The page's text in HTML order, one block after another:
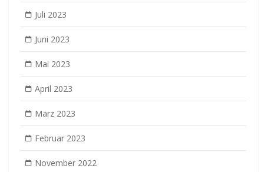
Juli 2023
Juni 2023
Mai 2023
April 2023
März 2023
Februar 2023
November 2022